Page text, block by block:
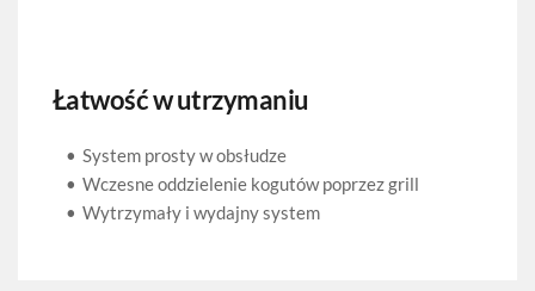
Łatwość w utrzymaniu
System prosty w obsłudze
Wczesne oddzielenie kogutów poprzez grill
Wytrzymały i wydajny system